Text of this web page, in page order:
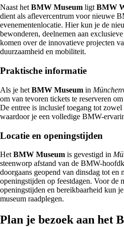
Naast hetBMW Museum ligtBMW
dient als aflevercentrum voor nieuwe
evenementenlocatie. Hier kun je de
bewonderen, deelnemen aan
komen over de innovatieve projecten
duurzaamheid en mobiliteit.
Praktische informatie
Als je het BMW Museum in München
om van tevoren tickets te reserveren
De entree is inclusief toegang tot zowel
waardoor je een volledige BMW-
Locatie en openingstijden
Het BMW Museum is gevestigd in
steenworp afstand van de BMW-
doorgaans geopend van dinsdag tot en
openingstijden op feestdagen. Voor de
openingstijden en bereikbaarheid kun
museum raadplegen.
Plan je bezoek aan het